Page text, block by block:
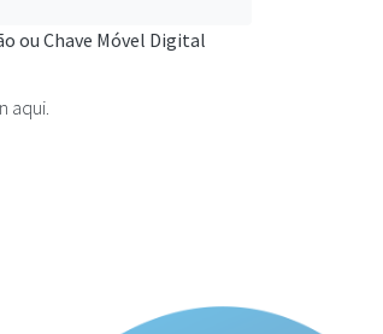
ou Chave Móvel Digital
aqui.